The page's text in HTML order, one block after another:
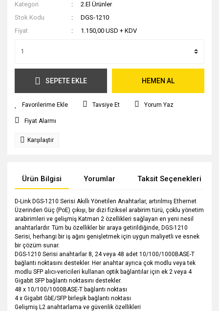
Kategori
2.El Ürünler
Stok Kodu
DGS-1210
Fiyat
1.150,00 USD + KDV
SEPETE EKLE HEMEN AL
Tavsiye Et Yorum Yaz
Fiyat Alarmı
Karşılaştır
Ürün Bilgisi Yorumlar Taksit Seçenekleri
D-Link DGS-1210 Serisi Akıllı Yönetilen Anahtarlar, artırılmış Ethernet
Üzerinden Güç (PoE) çıkışı, bir dizi fiziksel arabirim türü, çoklu yönetim
arabirimleri ve gelişmiş Katman 2 özellikleri sağlayan en yeni nesil
anahtarlardır. Tüm bu özellikler bir araya getirildiğinde, DGS-1210
Serisi, herhangi bir iş ağını genişletmek için uygun maliyetli ve esnek
bir çözüm sunar.
DGS-1210 Serisi anahtarlar 8, 24 veya 48 adet 10/100/1000BASE-T
bağlantı noktasını destekler. Her anahtar ayrıca çok modlu veya tek
modlu SFP alıcı-vericileri kullanan optik bağlantılar için ek 2 veya 4
Gigabit SFP bağlantı noktasını destekler.
48 x 10/100/1000BASE-T bağlantı noktası
4 x Gigabit GbE/SFP birleşik bağlantı noktası
Gelişmiş L2 anahtarlama ve güvenlik özellikleri